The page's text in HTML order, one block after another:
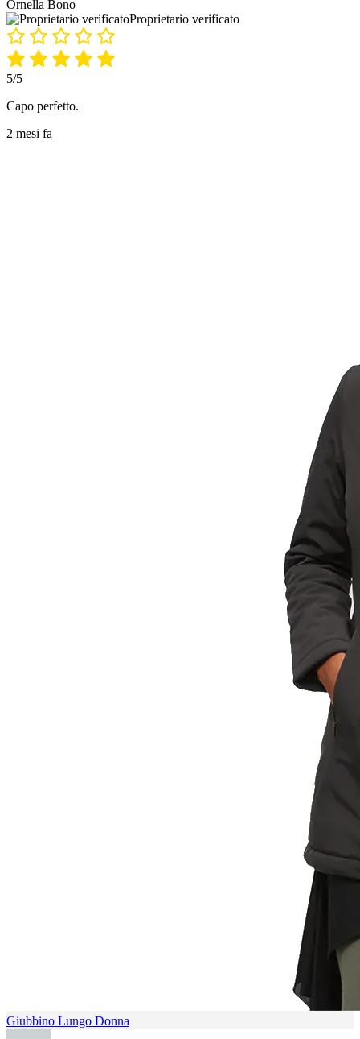
Ornella Bono
Proprietario verificato
5/5
Capo perfetto.
2 mesi fa
Giubbino Lungo Donna